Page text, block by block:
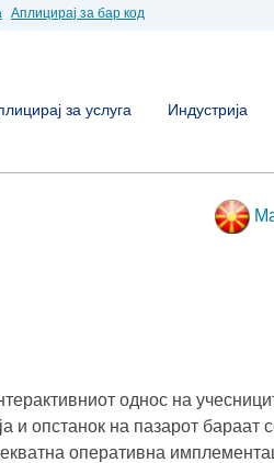
Аплицирај за бар код
за услуга Индустрија
однос на
и опстанок на пазарот бараат
оперативна